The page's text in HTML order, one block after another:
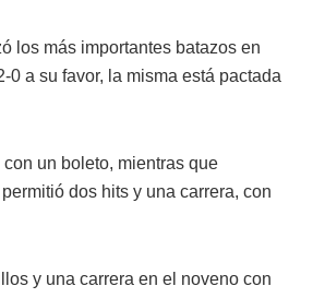
los más importantes batazos en
a su favor, la misma está pactada
un boleto, mientras que
dos hits y una carrera, con
y una carrera en el noveno con